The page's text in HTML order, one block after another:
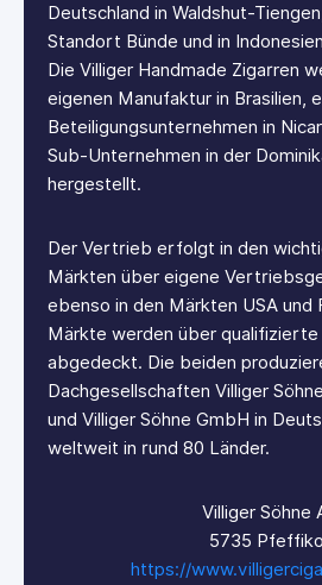
Deutschland in Waldshut-
Standort Bünde und in
Die Villiger Handmade Zigarren
eigenen Manufaktur in Brasilien,
Beteiligungsunternehmen in
Sub-Unternehmen in der
hergestellt.
Der Vertrieb erfolgt in den
Märkten über eigene
ebenso in den Märkten USA und
Märkte werden über
abgedeckt. Die beiden
Dachgesellschaften Villiger
und Villiger Söhne GmbH in
weltweit in rund 80 Länder.
Villiger Söhne
5735
https://